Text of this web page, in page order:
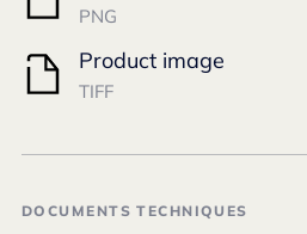
PNG
Product image
TIFF
DOCUMENTS TECHNIQUES